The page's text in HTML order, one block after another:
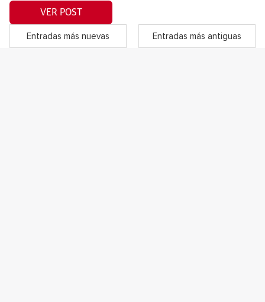
VER POST
Entradas más nuevas Entradas más antiguas